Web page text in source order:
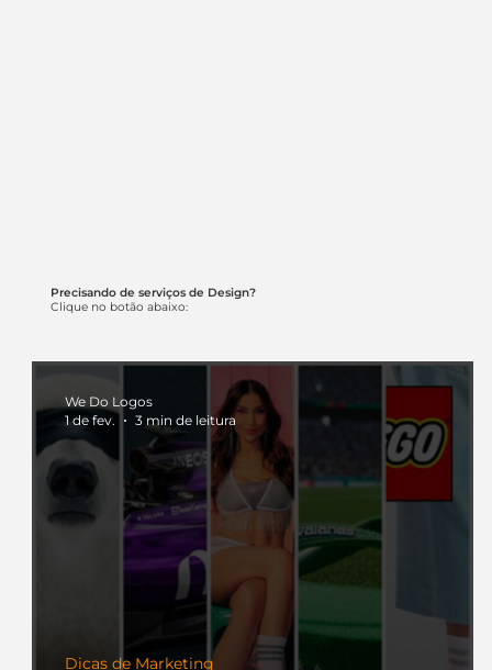
Precisando de serviços de Design?
Clique no botão abaixo:
Dicas de Marketing
We Do Logos
1 de fev.
3 min de leitura